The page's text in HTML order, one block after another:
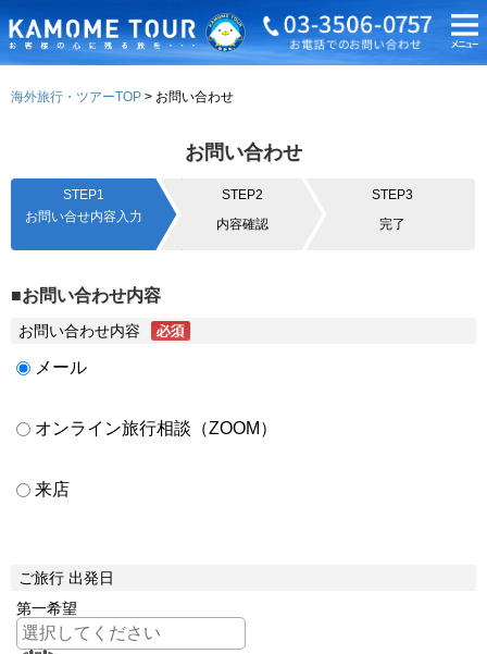
海外旅行・ツアーTOP お問い合わせ
お問い合わせ
STEP1
お問い合せ内容入力
STEP2
内容確認
STEP3
完了
■お問い合わせ内容
お問い合わせ内容
メール
オンライン旅行相談（ZOOM）
来店
ご旅行 出発日
第一希望